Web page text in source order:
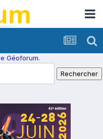
Géoforum.